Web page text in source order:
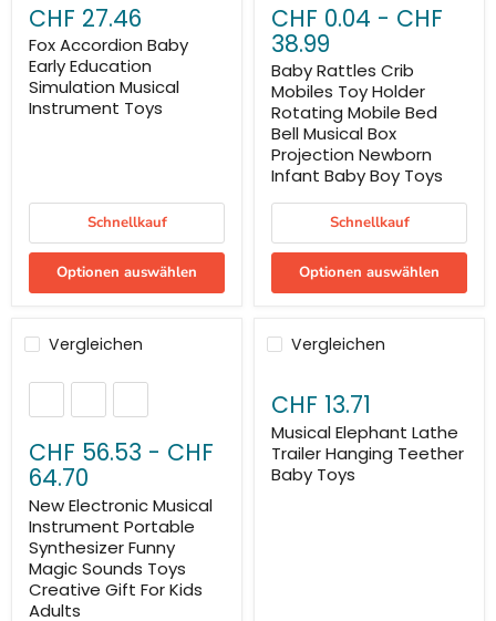
CHF 27.46
Fox Accordion Baby
Early Education
Simulation Musical
Instrument Toys
Schnellkauf
Optionen auswählen
CHF 0.04 - CHF
38.99
Baby Rattles Crib
Mobiles Toy Holder
Rotating Mobile Bed
Bell Musical Box
Projection Newborn
Infant Baby Boy Toys
Schnellkauf
Optionen auswählen
Vergleichen
CHF 56.53 - CHF
64.70
New Electronic Musical
Instrument Portable
Synthesizer Funny
Magic Sounds Toys
Creative Gift For Kids
Adults
Vergleichen
CHF 13.71
Musical Elephant Lathe
Trailer Hanging Teether
Baby Toys